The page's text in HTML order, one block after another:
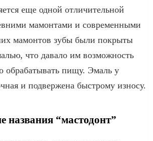
еще одной отличительной
мамонтами и современными
мамонтов зубы были покрыты
что давало им возможность
обрабатывать пищу. Эмаль у
и подвержена быстрому износу.
названия “мастодонт”